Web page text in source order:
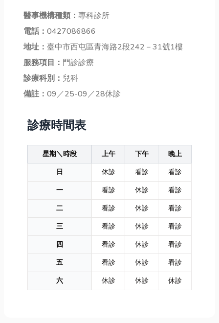
醫事機構種類： 專科診所
電話： 0427086866
地址： 臺中市西屯區青海路2段242－31號1樓
服務項目： 門診診療
診療科別： 兒科
備註： 09／25-09／28休診
診療時間表
星期＼時段 上午 下午
晚上
日
休診 看診
看診
一
看診 休診
看診
二
看診 休診
看診
三
看診 休診
看診
四
看診 休診
看診
五
看診 休診
看診
六
休診 休診 休診